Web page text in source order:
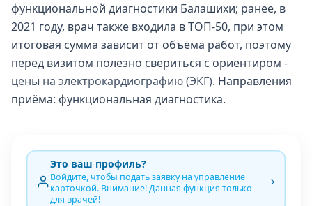
функциональной диагностики Балашихи; ранее, в
2021 году, врач также входила в ТОП-50, при этом
итоговая сумма зависит от объёма работ, поэтому
перед визитом полезно свериться с ориентиром -
цены на электрокардиографию (ЭКГ). Направления
приёма: функциональная диагностика.
Это ваш профиль?
Войдите, чтобы подать заявку на управление
карточкой. Внимание! Данная функция только
для врачей!